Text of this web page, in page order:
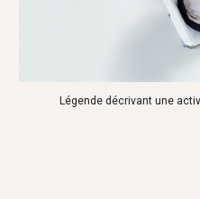
Légende décrivant une